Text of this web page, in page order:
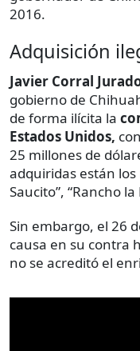
2016.
Adquisición
Javier Corral
gobierno de
de forma ilícita la
Estados Unidos,
25 millones de
adquiridas están los
Saucito”, “Rancho
Sin embargo, el 26
causa en su contra
no se acreditó el